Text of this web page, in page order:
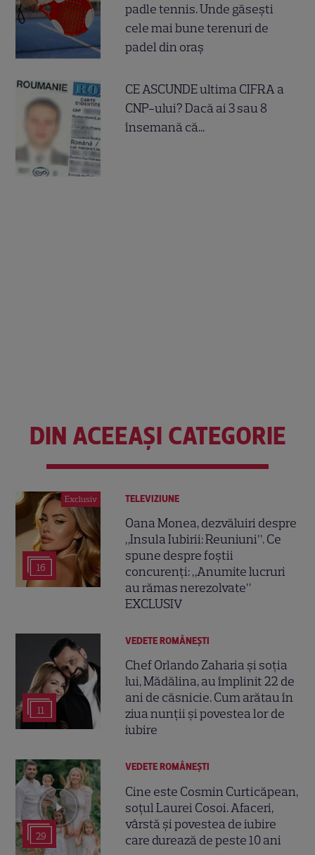
padle tennis. Unde găsești
cele mai bune terenuri de
padel din oraș
CE ASCUNDE ultima CIFRA a
CNP-ului? Dacă ai 3 sau 8
însemană că...
DIN ACEEAȘI CATEGORIE
Exclusiv
16
TELEVIZIUNE
Oana Monea, dezvăluiri despre
„Insula Iubirii: Reuniuni”. Ce
spune despre foștii
concurenți: „Anumite lucruri
au rămas nerezolvate”
EXCLUSIV
11
VEDETE ROMÂNEŞTI
Chef Orlando Zaharia și soția
lui, Mădălina, au împlinit 22 de
ani de căsnicie. Cum arătau în
ziua nunții și povestea lor de
iubire
29
VEDETE ROMÂNEŞTI
Cine este Cosmin Curticăpean,
soțul Laurei Cosoi. Afaceri,
vârstă și povestea de iubire
care durează de peste 10 ani